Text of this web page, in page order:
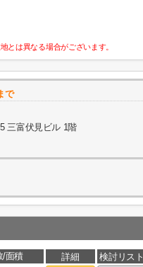
とは異なる場合がございます。
で
三富伏見ビル 1階
/面積 詳細
検討リスト